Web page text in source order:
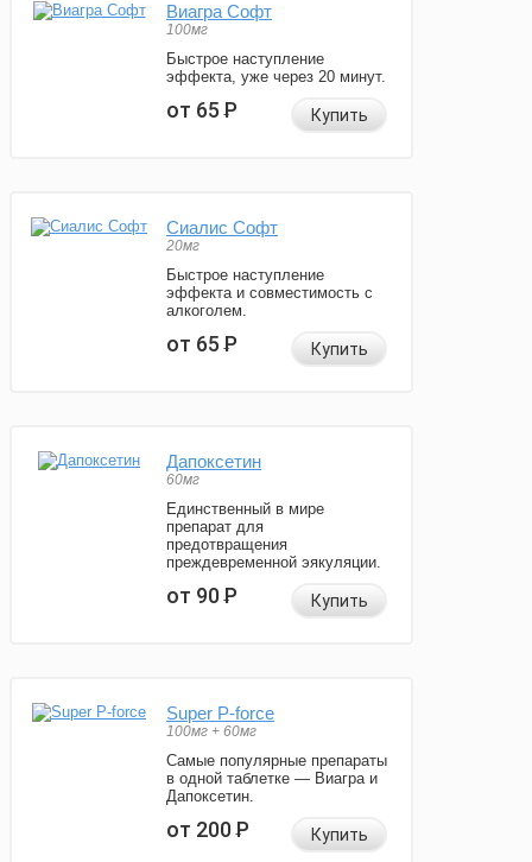
Виагра Софт
100мг
Быстрое наступление
эффекта, уже через 20 минут.
от 65Р Купить
Сиалис Софт
20мг
Быстрое наступление
эффекта и совместимость с
алкоголем.
от 65Р Купить
Дапоксетин
60мг
Единственный в мире
препарат для
предотвращения
преждевременной эякуляции.
от 90Р Купить
Super P-force
100мг + 60мг
Самые популярные препараты
в одной таблетке — Виагра и
Дапоксетин.
от 200Р Купить